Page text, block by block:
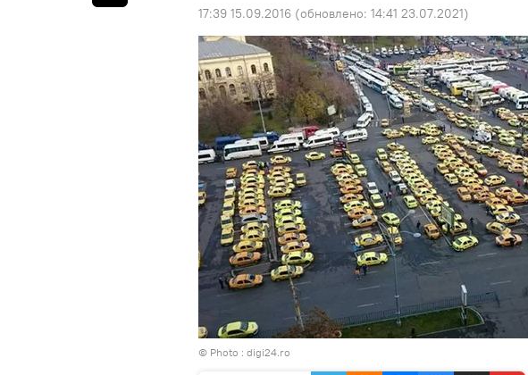
17:39 15.09.2016 (обновлено: 14:41 23.07.2021)
© Photo : digi24.ro